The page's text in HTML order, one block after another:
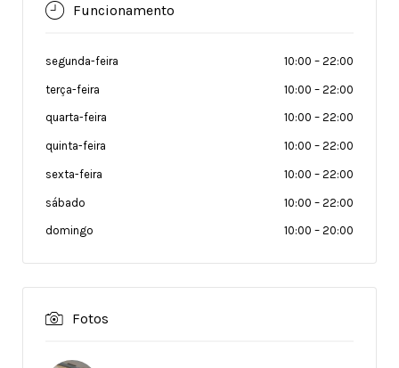
Funcionamento
segunda-feira 10:00 – 22:00
terça-feira 10:00 – 22:00
quarta-feira 10:00 – 22:00
quinta-feira 10:00 – 22:00
sexta-feira 10:00 – 22:00
sábado 10:00 – 22:00
domingo 10:00 – 20:00
Fotos